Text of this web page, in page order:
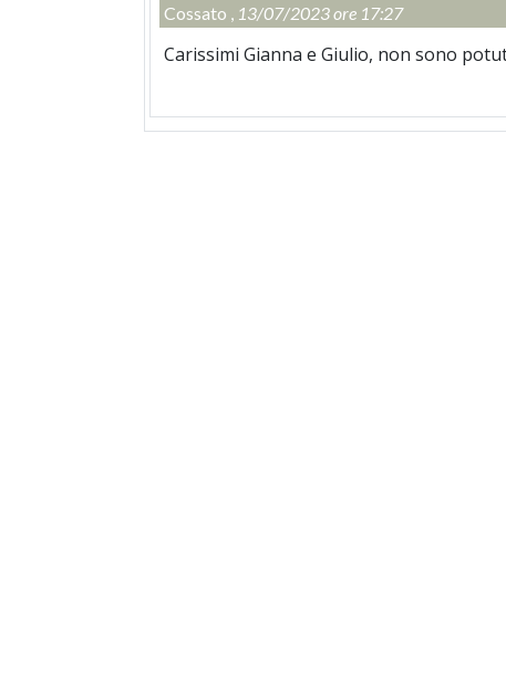
Cossato , 13/07/2023 ore 17:27
Carissimi Gianna e Giulio, non sono